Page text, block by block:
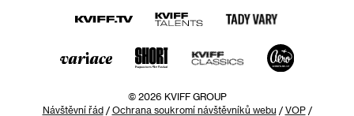
© 2026 KVIFF GROUP
Návštěvní řád/ Ochrana soukromí návštěvníků webu / VOP/